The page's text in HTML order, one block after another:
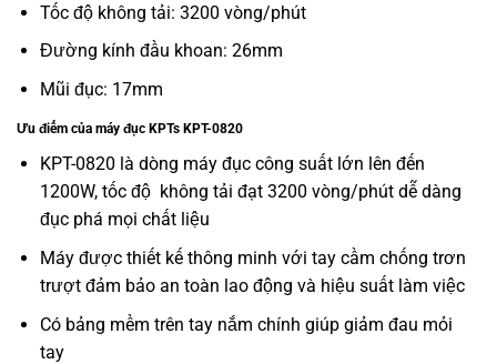
Tốc độ không tải: 3200 vòng/phút
Đường kính đầu khoan: 26mm
Mũi đục: 17mm
Ưu điểm của máy đục KPTs KPT-0820
KPT-0820 là dòng máy đục công suất lớn lên đến
1200W, tốc độ không tải đạt 3200 vòng/phút dễ dàng
đục phá mọi chất liệu
Máy được thiết kế thông minh với tay cầm chống trơn
trượt đảm bảo an toàn lao động và hiệu suất làm việc
Có bảng mềm trên tay nắm chính giúp giảm đau mỏi
tay